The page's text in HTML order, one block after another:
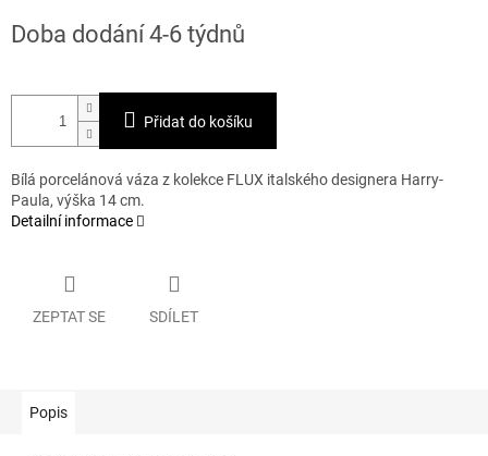
cena:
Doba dodání 4-6 týdnů
Přidat do košíku
Bílá porcelánová váza z kolekce FLUX italského designera Harry-
Paula, výška 14 cm.
Detailní informace
ZEPTAT SE SDÍLET
Popis